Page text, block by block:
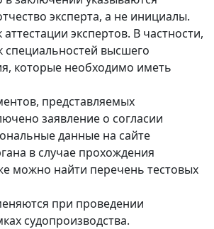
эксперта, а не инициалы.
экспертов. В частности,
специальностей высшего
которые необходимо иметь
представляемых
заявление о согласии
данные на сайте
в случае прохождения
можно найти перечень тестовых
при проведении
судопроизводства.